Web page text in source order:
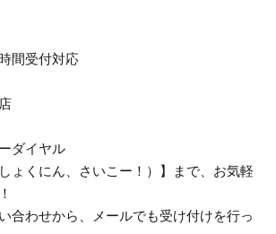
間受付対応
ダイヤル
しょくにん、さいこー！）】まで、お気軽
合わせから、メールでも受け付けを行っ